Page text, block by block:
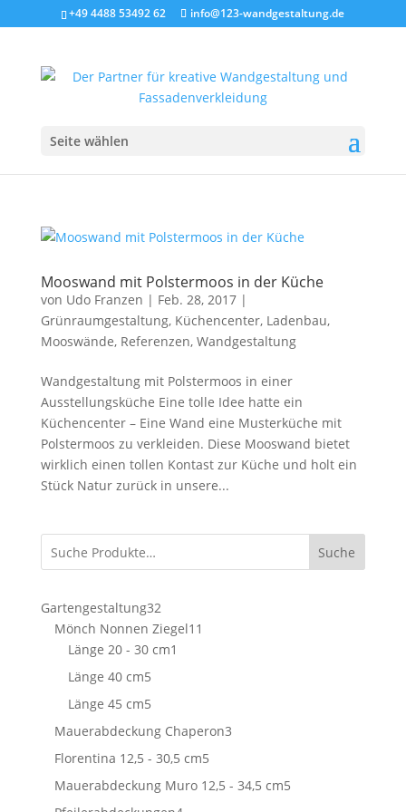
+49 4488 53492 62 info@123-wandgestaltung.de
Seite wählen
Mooswand mit Polstermoos in der Küche
von Udo Franzen | Feb. 28, 2017|
Grünraumgestaltung, Küchencenter, Ladenbau,
Mooswände, Referenzen, Wandgestaltung
Wandgestaltung mit Polstermoos in einer
Ausstellungsküche Eine tolle Idee hatte ein
Küchencenter – Eine Wand eine Musterküche mit
Polstermoos zu verkleiden. Diese Mooswand bietet
wirklich einen tollen Kontast zur Küche und holt ein
Stück Natur zurück in unsere...
Suche
Gartengestaltung3232
Produkte
Mönch Nonnen Ziegel11
Länge 20 - 30 cm1
Länge 40 cm55
Produkte
Länge 45 cm55
Produkte
Mauerabdeckung Chaperon33
Florentina 12,5 - 30,5 cm55
Produkte
Mauerabdeckung Muro 12,5 - 34,5 cm55